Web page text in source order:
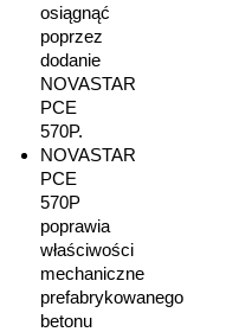
osiągnąć
poprzez
dodanie
NOVASTAR
PCE
570P.
NOVASTAR
PCE
570P
poprawia
właściwości
mechaniczne
prefabrykowanego
betonu